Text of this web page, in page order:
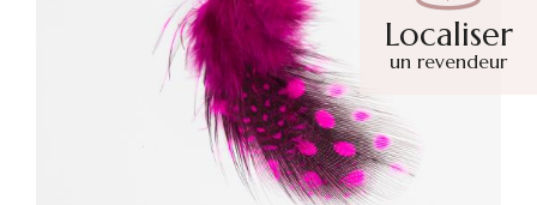
Localiser
un revendeur